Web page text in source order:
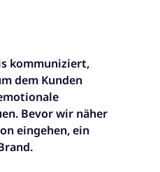
kommuniziert,
dem Kunden
Bevor wir näher
eingehen, ein